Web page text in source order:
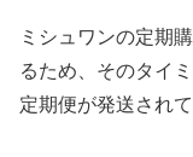
ミシュワンの定期
るため、そのタイ
定期便が発送され